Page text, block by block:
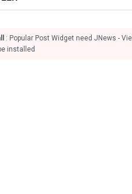
: Popular Post Widget need JNews -
installed